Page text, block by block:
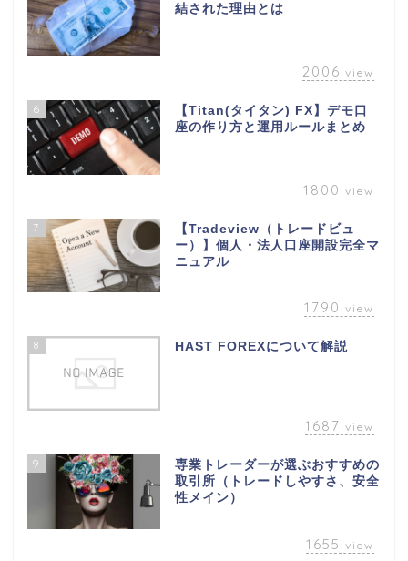
結された理由とは
2006 view
6
【Titan(タイタン) FX】デモ口
座の作り方と運用ルールまとめ
1800 view
7
【Tradeview（トレードビュ
ー）】個人・法人口座開設完全マ
ニュアル
1790 view
8 HAST FOREXについて解説
1687 view
9
専業トレーダーが選ぶおすすめの
取引所（トレードしやすさ、安全
性メイン）
1655 view